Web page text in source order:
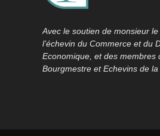
Avec le soutien de monsieur
l’échevin du Commerce et du
Economique, et des membres
Bourgmestre et Echevins de la